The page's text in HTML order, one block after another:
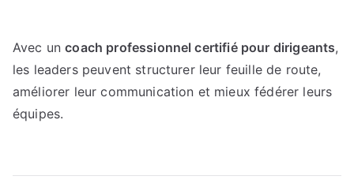
Avec uncoach professionnel certifié pour dirigeants,
les leaders peuvent structurer leur feuille de route,
améliorer leur communication et mieux fédérer leurs
équipes.